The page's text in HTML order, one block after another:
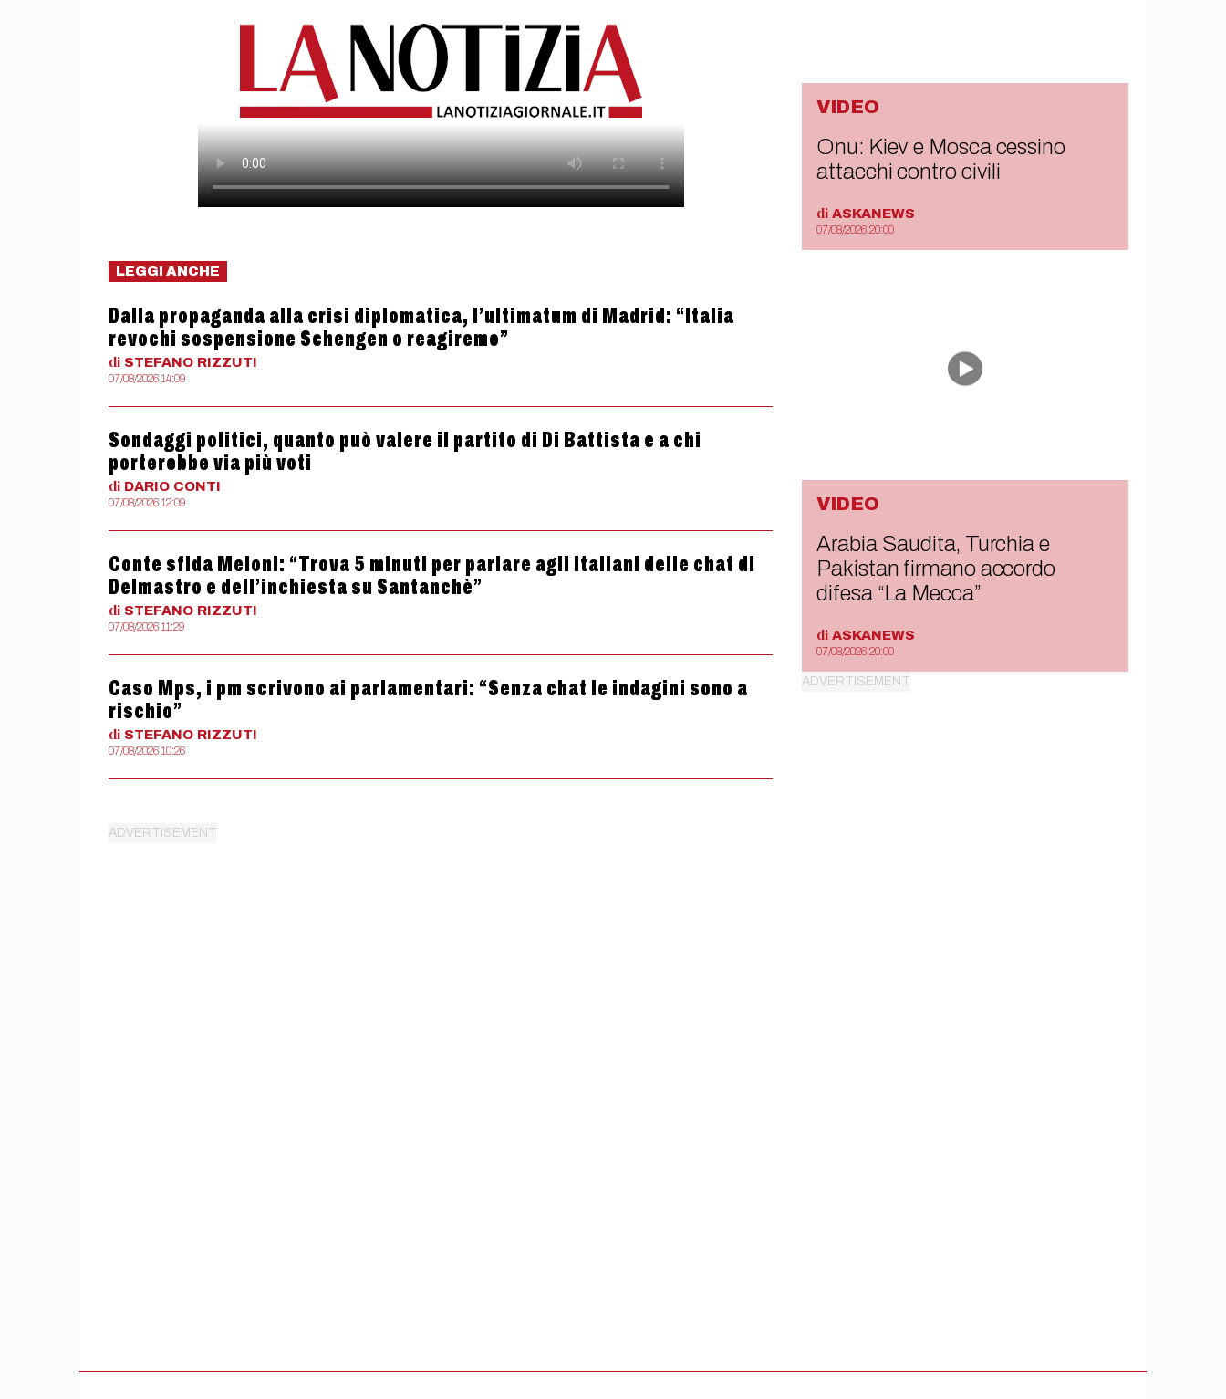
LEGGI ANCHE
Dalla propaganda alla crisi diplomatica, l’ultimatum di Madrid: “Italia
revochi sospensione Schengen o reagiremo”
di STEFANO RIZZUTI
07/08/2026 14:09
Sondaggi politici, quanto può valere il partito di Di Battista e a chi
porterebbe via più voti
di DARIO CONTI
07/08/2026 12:09
Conte sfida Meloni: “Trova 5 minuti per parlare agli italiani delle chat di
Delmastro e dell’inchiesta su Santanchè”
di STEFANO RIZZUTI
07/08/2026 11:29
Caso Mps, i pm scrivono ai parlamentari: “Senza chat le indagini sono a
rischio”
di STEFANO RIZZUTI
07/08/2026 10:26
VIDEO
Onu: Kiev e Mosca cessino
attacchi contro civili
di ASKANEWS
07/08/2026 20:00
VIDEO
Arabia Saudita, Turchia e
Pakistan firmano accordo
difesa “La Mecca”
di ASKANEWS
07/08/2026 20:00